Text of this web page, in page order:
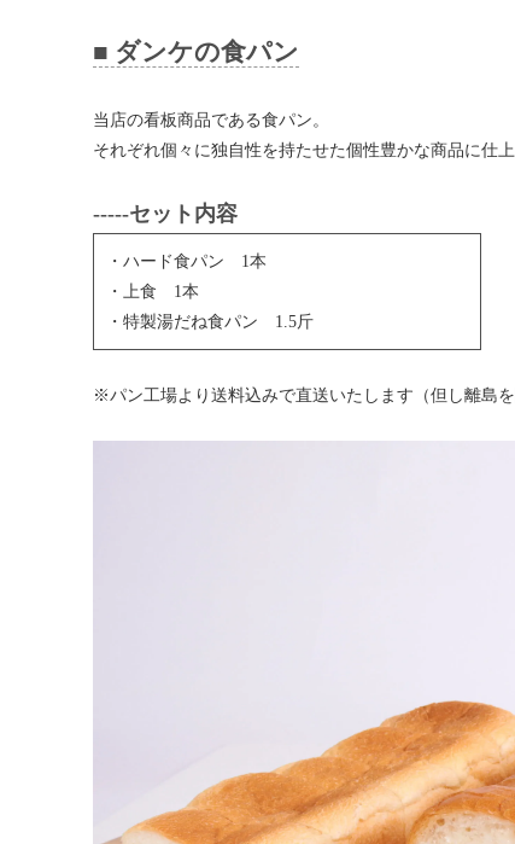
■ ダンケの食パン
当店の看板商品である食パン。
それぞれ個々に独自性を持たせた個性豊かな商品に仕上
-----セット内容
・ハード食パン 1本
・上食 1本
・特製湯だね食パン 1.5斤
※パン工場より送料込みで直送いたします（但し離島を